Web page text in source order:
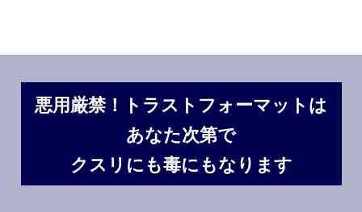
悪用厳禁！トラストフォーマットは
あなた次第で
クスリにも毒にもなります